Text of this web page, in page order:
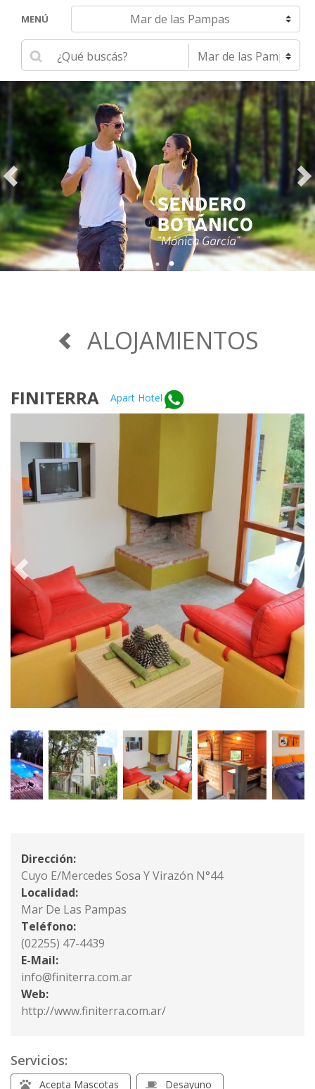
MENÚ Navegar hacia otra localidad
Ingrese su búsqueda Seleccione una localidad
ALOJAMIENTOS
FINITERRA Apart Hotel
Dirección:
Cuyo E/Mercedes Sosa Y Virazón N°44
Localidad:
Mar De Las Pampas
Teléfono:
(02255) 47-4439
E-Mail:
info@finiterra.com.ar
Web:
http://www.finiterra.com.ar/
Servicios:
Acepta Mascotas Desayuno